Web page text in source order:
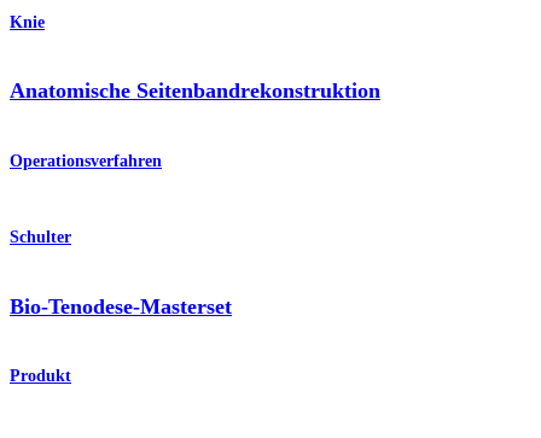
Knie
Anatomische Seitenbandrekonstruktion
Operationsverfahren
Schulter
Bio-Tenodese-Masterset
Produkt